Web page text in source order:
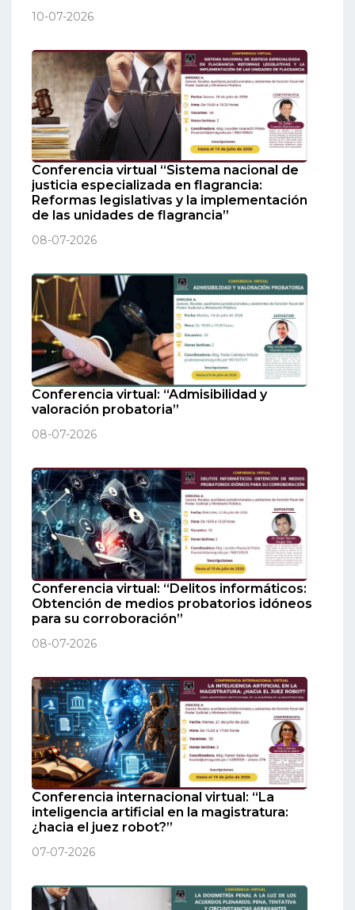
10-07-2026
Conferencia virtual “Sistema nacional de
justicia especializada en flagrancia:
Reformas legislativas y la implementación
de las unidades de flagrancia”
08-07-2026
Conferencia virtual: “Admisibilidad y
valoración probatoria”
08-07-2026
Conferencia virtual: “Delitos informáticos:
Obtención de medios probatorios idóneos
para su corroboración”
08-07-2026
Conferencia internacional virtual: “La
inteligencia artificial en la magistratura:
¿hacia el juez robot?”
07-07-2026